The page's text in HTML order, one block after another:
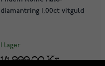
diamantring 1,00ct vitguld
I lager
14 999,00 Kr